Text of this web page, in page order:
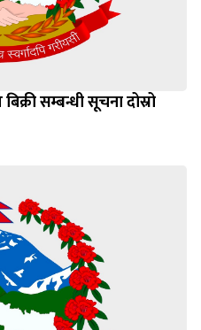
सम्बन्धी सूचना दोस्रो